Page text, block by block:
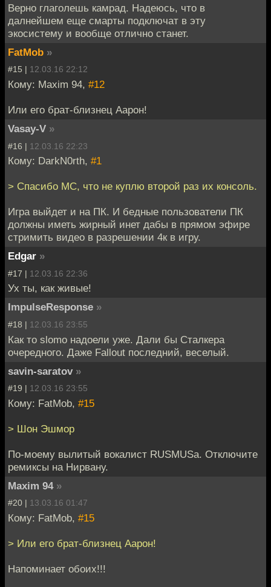
Верно глаголешь камрад. Надеюсь, что в
далнейшем еще смарты подключат в эту
экосистему и вообще отлично станет.
FatMob »
#15 | 12.03.16 22:12
Кому: Maxim 94, #12
Или его брат-близнец Аарон!
Vasay-V »
#16 | 12.03.16 22:23
Кому: DarkN0rth, #1
> Спасибо МС, что не куплю второй раз их консоль.
Игра выйдет и на ПК. И бедные пользователи ПК
должны иметь жирный инет дабы в прямом эфире
стримить видео в разрешении 4к в игру.
Edgar »
#17 | 12.03.16 22:36
Ух ты, как живые!
ImpulseResponse »
#18 | 12.03.16 23:55
Как то slomo надоели уже. Дали бы Сталкера
очередного. Даже Fallout последний, веселый.
savin-saratov »
#19 | 12.03.16 23:55
Кому: FatMob, #15
> Шон Эшмор
По-моему вылитый вокалист RUSMUSа. Отключите
ремиксы на Нирвану.
Maxim 94 »
#20 | 13.03.16 01:47
Кому: FatMob, #15
> Или его брат-близнец Аарон!
Напоминает обоих!!!